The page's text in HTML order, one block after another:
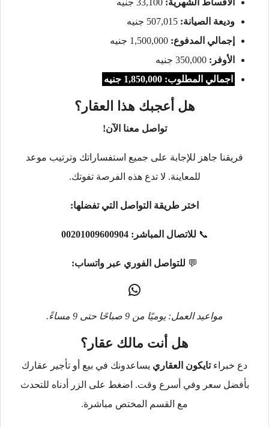
الأقساط الشهرية:
وديعة الصيانة:
إجمالي المدفوع: 1,500,000 جنيه
الأوفر:
اجمالي المطلوب: 1,850,000 جنيه
هل أعجبك هذا العقار؟
تواصل معنا الآن!
فريقنا جاهز للإجابة على جميع استفساراتك وترتيب موعد
للمعاينة. لا تدع هذه الفرصة تفوتك.
اختر طريقة التواصل التي تفضلها:
📞 للاتصال المباشر: 00201009600904
💬 للتواصل الفوري عبر واتساب:
مواعيد العمل: يوميًا من 9 صباحًا حتى 9 مساءً.
هل أنت مالك عقار؟
دع خبراءتايكون العقاري يساعدونك في بيع أو تأجير عقارك
بأفضل سعر وفي أسرع وقت. اضغط على الزر أدناه للتحدث
مع القسم المختص مباشرة.